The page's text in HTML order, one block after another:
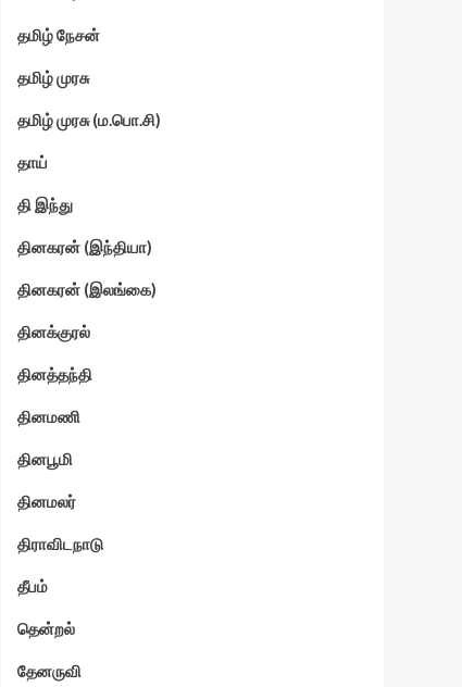
தமிழ் நேசன்
தமிழ் முரசு
தமிழ் முரசு (ம.பொ.சி)
தாய்
தி இந்து
தினகரன் (இந்தியா)
தினகரன் (இலங்கை)
தினக்குரல்
தினத்தந்தி
தினமணி
தினபூமி
தினமலர்
திராவிடநாடு
தீபம்
தென்றல்
தேனருவி